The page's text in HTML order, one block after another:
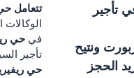
ونتيح
الحجز
تتعامل
في حي
تأجير
حي